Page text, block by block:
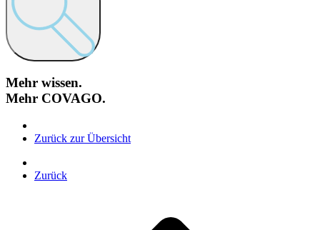
Mehr wissen.
Mehr COVAGO.
Zurück zur Übersicht
Zurück